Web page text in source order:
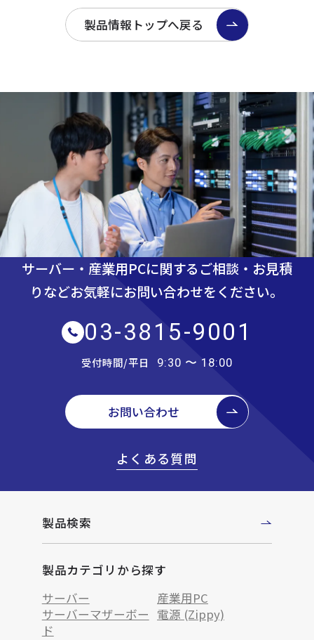
製品情報トップへ戻る
サーバー・産業用PCに関するご相談・お見積
りなどお気軽にお問い合わせをください。
03-3815-9001
受付時間/平日 9:30 〜 18:00
お問い合わせ
よくある質問
製品検索
製品カテゴリから探す
サーバー
産業用PC
サーバーマザーボー
ド
電源 (Zippy)